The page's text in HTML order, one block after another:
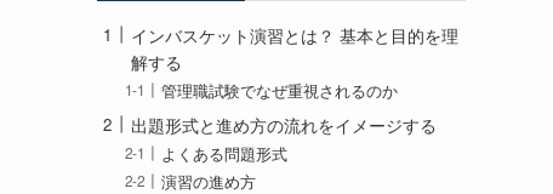
インバスケット演習とは？ 基本と目的を理
解する
管理職試験でなぜ重視されるのか
出題形式と進め方の流れをイメージする
よくある問題形式
演習の進め方